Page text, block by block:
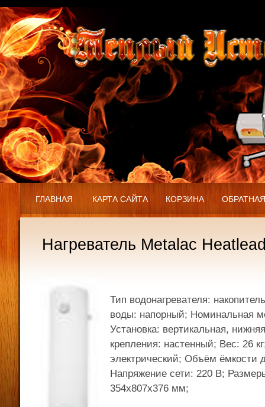
ГЛАВНАЯ КАРТА САЙТА КОРЗИНА
Нагреватель Metalac
Тип водонагревателя:
воды: напорный; Номинальная
Установка: вертикальная,
крепления: настенный; Вес: 26
электрический; Объём ёмкости
Напряжение сети: 220 В;
354x807x376 мм;